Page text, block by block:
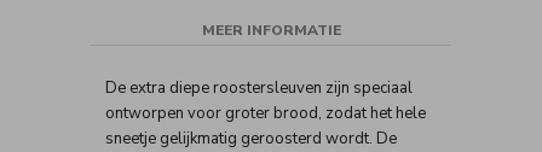
vriend(in)
MEER INFORMATIE
De extra diepe roostersleuven zijn speciaal
ontworpen voor groter brood, zodat het hele
sneetje gelijkmatig geroosterd wordt. De